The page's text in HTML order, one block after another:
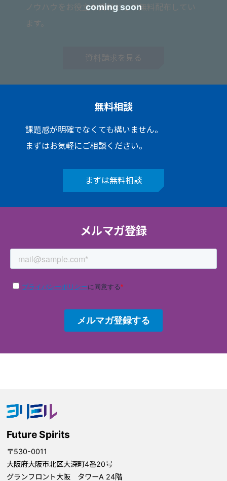
ノウハウをお役立ち資料として無料配布してい
ます。
資料請求を見る
無料相談
課題感が明確でなくても構いません。
まずはお気軽にご相談ください。
まずは無料相談
メルマガ登録
Future Spirits
〒530-0011
大阪府大阪市北区大深町4番20号
グランフロント大阪 タワーA 24階